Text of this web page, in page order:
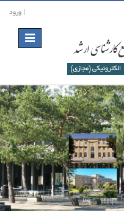
ورود
Toggle
navigation